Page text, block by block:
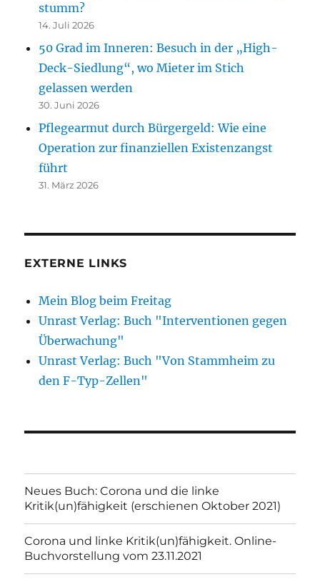
stumm?
14. Juli 2026
50 Grad im Inneren: Besuch in der „High-
Deck-Siedlung“, wo Mieter im Stich
gelassen werden
30. Juni 2026
Pflegearmut durch Bürgergeld: Wie eine
Operation zur finanziellen Existenzangst
führt
31. März 2026
EXTERNE LINKS
Mein Blog beim Freitag
Unrast Verlag: Buch "Interventionen gegen
Überwachung"
Unrast Verlag: Buch "Von Stammheim zu
den F-Typ-Zellen"
Neues Buch: Corona und die linke
Kritik(un)fähigkeit (erschienen Oktober 2021)
Corona und linke Kritik(un)fähigkeit. Online-
Buchvorstellung vom 23.11.2021